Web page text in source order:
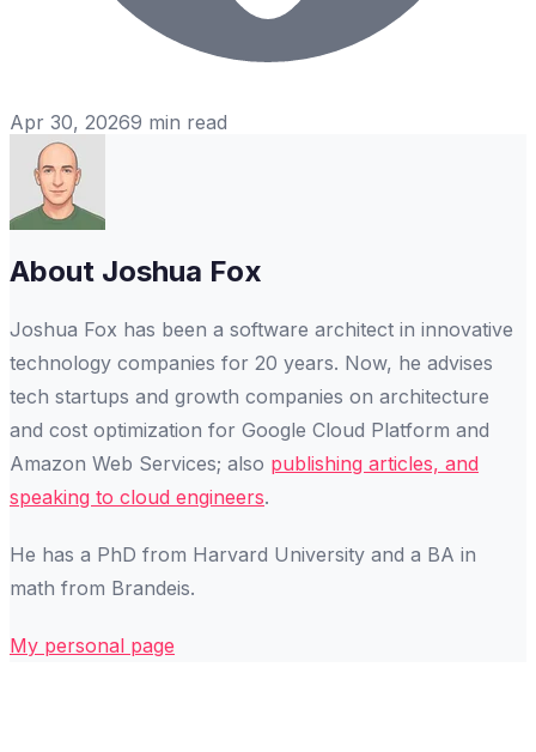
Apr 30, 20269 min read
About Joshua Fox
Joshua Fox has been a software architect in innovative
technology companies for 20 years. Now, he advises
tech startups and growth companies on architecture
and cost optimization for Google Cloud Platform and
Amazon Web Services; also publishing articles, and
speaking to cloud engineers.
He has a PhD from Harvard University and a BA in
math from Brandeis.
My personal page